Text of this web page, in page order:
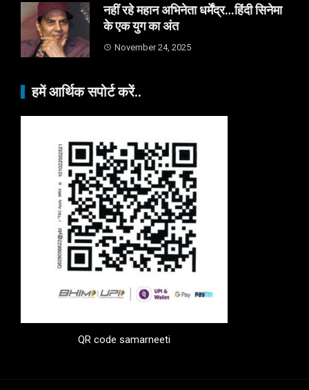
नहीं रहे महान अभिनेता धर्मेंद्र…हिंदी सिनेमा
के एक युग का अंत
November 24, 2025
हमें आर्थिक सपोर्ट करें..
QR code samarneeti